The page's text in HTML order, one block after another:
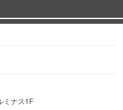
変わるお勧めのメニュ
…
ミナス1F